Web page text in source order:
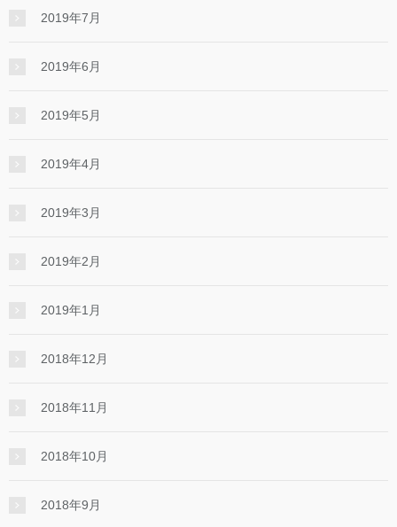
2019年7月
2019年6月
2019年5月
2019年4月
2019年3月
2019年2月
2019年1月
2018年12月
2018年11月
2018年10月
2018年9月